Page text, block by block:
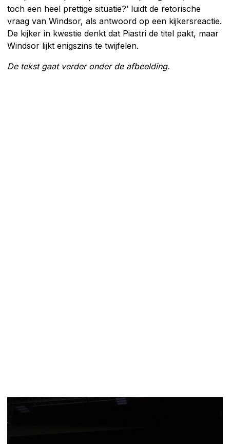
toch een heel prettige situatie?’ luidt de retorische
vraag van Windsor, als antwoord op een kijkersreactie.
De kijker in kwestie denkt dat Piastri de titel pakt, maar
Windsor lijkt enigszins te twijfelen.
De tekst gaat verder onder de afbeelding.